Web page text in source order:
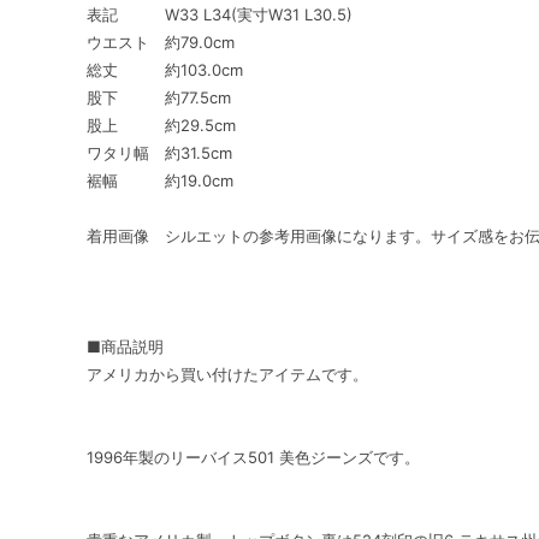
表記 W33 L34(実寸W31 L30.5)
ウエスト 約79.0cm
総丈 約103.0cm
股下 約77.5cm
股上 約29.5cm
ワタリ幅 約31.5cm
裾幅 約19.0cm
着用画像 シルエットの参考用画像になります。サイズ感をお伝
■商品説明
アメリカから買い付けたアイテムです。
1996年製のリーバイス501 美色ジーンズです。